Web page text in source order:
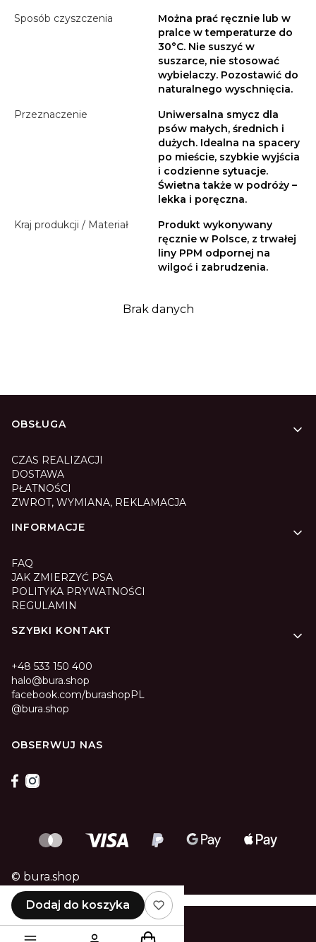
Sposób czyszczenia
Można prać ręcznie lub w
pralce w temperaturze do
30°C. Nie suszyć w
suszarce, nie stosować
wybielaczy. Pozostawić do
naturalnego wyschnięcia.
Przeznaczenie
Uniwersalna smycz dla
psów małych, średnich i
dużych. Idealna na spacery
po mieście, szybkie wyjścia
i codzienne sytuacje.
Świetna także w podróży –
lekka i poręczna.
Kraj produkcji / Materiał
Produkt wykonywany
ręcznie w Polsce, z trwałej
liny PPM odpornej na
wilgoć i zabrudzenia.
Brak danych
Linki w stopce
OBSŁUGA
CZAS REALIZACJI
DOSTAWA
PŁATNOŚCI
ZWROT, WYMIANA, REKLAMACJA
INFORMACJE
FAQ
JAK ZMIERZYĆ PSA
POLITYKA PRYWATNOŚCI
REGULAMIN
SZYBKI KONTAKT
+48 533 150 400
halo@bura.shop
facebook.com/burashopPL
@bura.shop
OBSERWUJ NAS
© bura.shop
Dodaj do koszyka
Produkty w koszyku: 0. Zobacz